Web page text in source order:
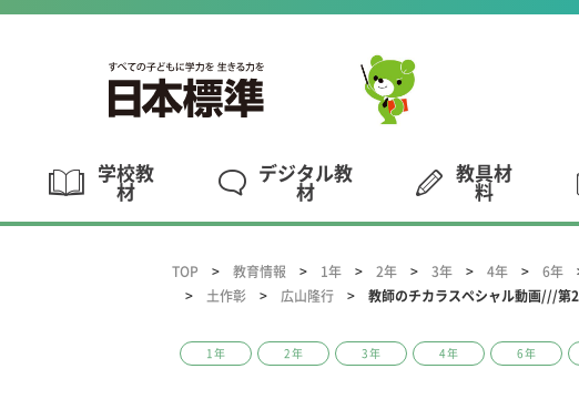
学校教
材
デジタル教
材
教具材
料
TOP 教育情報 1年 2年 3年 4年 6年
土作彰
広山隆行 教師のチカラスペシャル動画///第
1年 2年 3年 4年 6年